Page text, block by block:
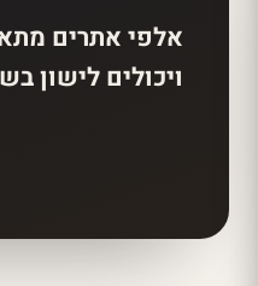
אלפי אתרים
ויכולים לישון